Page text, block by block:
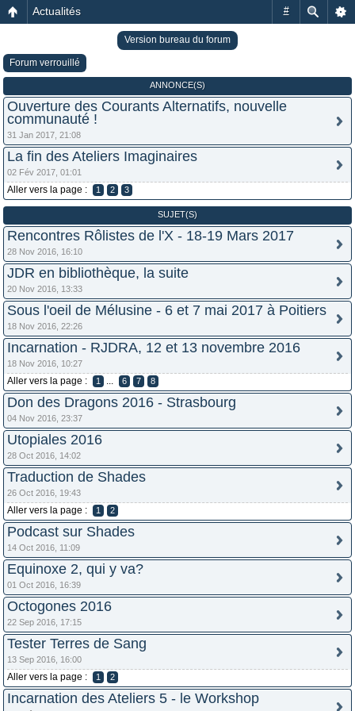
#
Actualités
Version bureau du forum
Forum verrouillé
ANNONCE(S)
Ouverture des Courants Alternatifs, nouvelle
communauté !
31 Jan 2017, 21:08
La fin des Ateliers Imaginaires
02 Fév 2017, 01:01
Aller vers la page : 1 2 3
SUJET(S)
Rencontres Rôlistes de l'X - 18-19 Mars 2017
28 Nov 2016, 16:10
JDR en bibliothèque, la suite
20 Nov 2016, 13:33
Sous l'oeil de Mélusine - 6 et 7 mai 2017 à Poitiers
18 Nov 2016, 22:26
Incarnation - RJDRA, 12 et 13 novembre 2016
18 Nov 2016, 10:27
Aller vers la page : 1 ... 6 7 8
Don des Dragons 2016 - Strasbourg
04 Nov 2016, 23:37
Utopiales 2016
28 Oct 2016, 14:02
Traduction de Shades
26 Oct 2016, 19:43
Aller vers la page : 1 2
Podcast sur Shades
14 Oct 2016, 11:09
Equinoxe 2, qui y va?
01 Oct 2016, 16:39
Octogones 2016
22 Sep 2016, 17:15
Tester Terres de Sang
13 Sep 2016, 16:00
Aller vers la page : 1 2
Incarnation des Ateliers 5 - le Workshop